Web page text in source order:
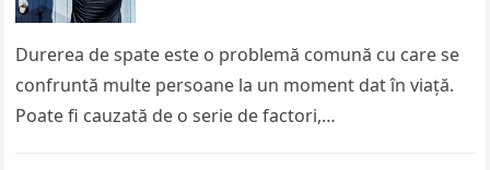
Durerea de spate este o problemă comună cu care se
confruntă multe persoane la un moment dat în viață.
Poate fi cauzată de o serie de factori,…